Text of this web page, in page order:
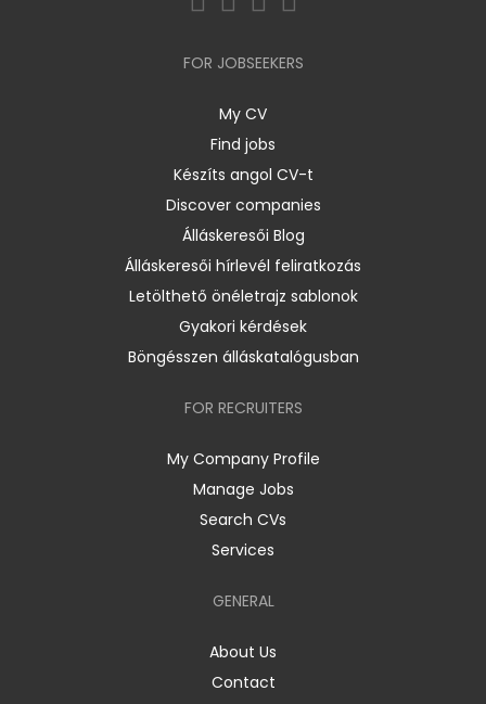
FOR JOBSEEKERS
My CV
Find jobs
Készíts angol CV-t
Discover companies
Álláskeresői Blog
Álláskeresői hírlevél feliratkozás
Letölthető önéletrajz sablonok
Gyakori kérdések
Böngésszen álláskatalógusban
FOR RECRUITERS
My Company Profile
Manage Jobs
Search CVs
Services
GENERAL
About Us
Contact